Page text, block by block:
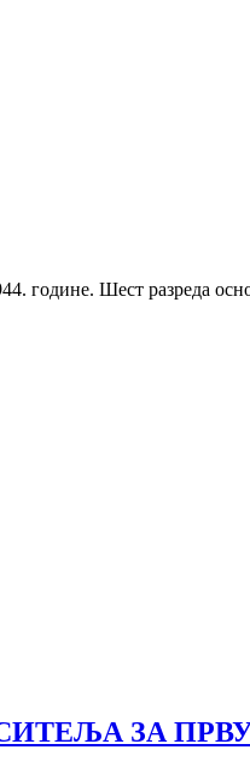
године. Шест разреда
ЗА ПРВУ